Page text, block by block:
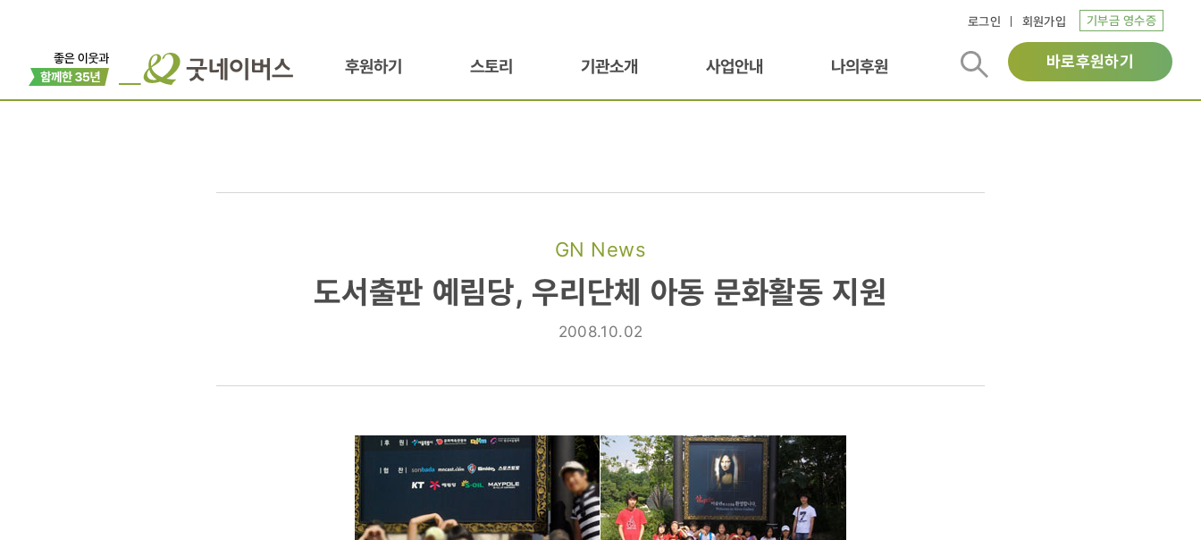
로그인 회원가입 기부금 영수증
후원하기 스토리 기관소개 사업안내 나의후원 바로후원하기
GN News
도서출판
우리단체
도서출판 예림당, 우리단체 아동 문화활동 지원
2008.10.02